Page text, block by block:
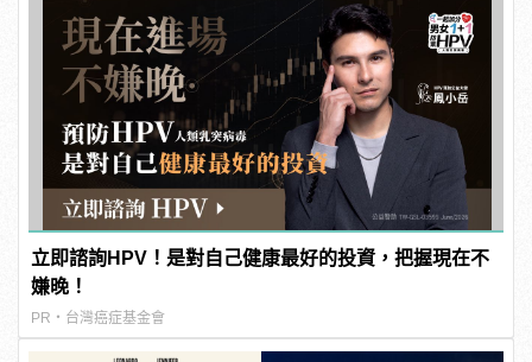
立即諮詢HPV！是對自己健康最好的投資，把握現在不
嫌晚！
PR・台灣癌症基金會